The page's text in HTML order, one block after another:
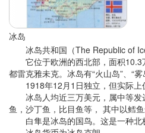
冰岛
冰岛共和国（The Republic of
它位于欧洲的西北部，面积10.3
都雷克雅未克。冰岛有“火山岛”、“雾
1918年12月1日独立，但实际上
冰岛人均近三万美元，属中等发
鱼，沙丁鱼，比目鱼等， 其中以鳕
白隼是冰岛的国鸟。这是一种北